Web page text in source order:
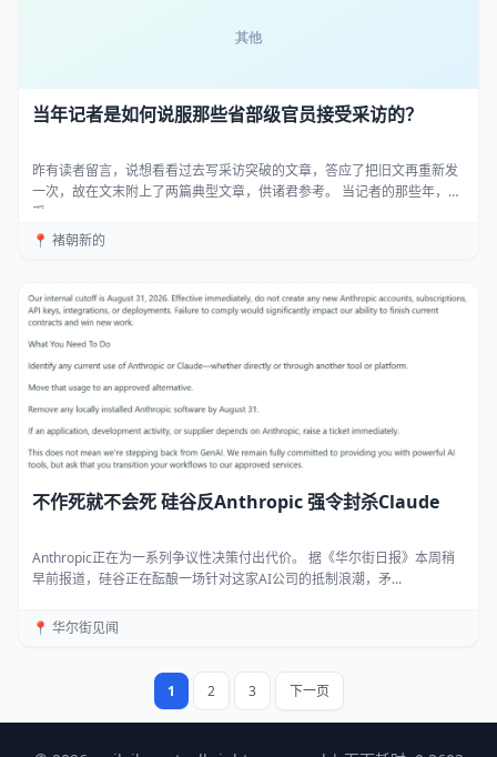
当年记者是如何说服那些省部级官员接受采访的？
昨有读者留言，说想看看过去写采访突破的文章，答应了把旧文再重新发
一次，故在文末附上了两篇典型文章，供诸君参考。 当记者的那些年，
采...
📍 褚朝新的
不作死就不会死 硅谷反Anthropic 强令封杀Claude
Anthropic正在为一系列争议性决策付出代价。 据《华尔街日报》本周稍
早前报道，硅谷正在酝酿一场针对这家AI公司的抵制浪潮，矛...
📍 华尔街见闻
1 2 3 下一页